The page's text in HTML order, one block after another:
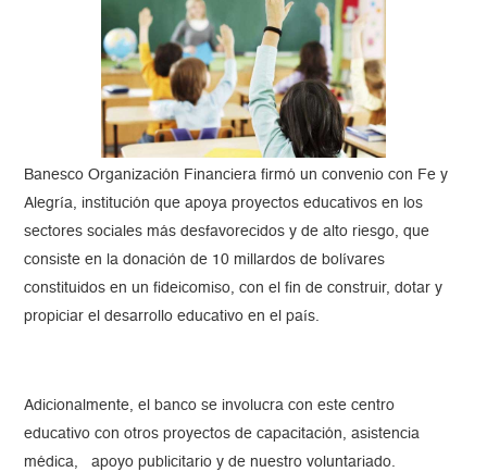
Banesco Organización Financiera firmó un convenio con Fe y
Alegría, institución que apoya proyectos educativos en los
sectores sociales más desfavorecidos y de alto riesgo, que
consiste en la donación de 10 millardos de bolívares
constituidos en un fideicomiso, con el fin de construir, dotar y
propiciar el desarrollo educativo en el país.
Adicionalmente, el banco se involucra con este centro
educativo con otros proyectos de capacitación, asistencia
médica, apoyo publicitario y de nuestro voluntariado.